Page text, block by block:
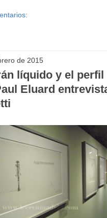
de 2015
líquido y el perfil
Eluard